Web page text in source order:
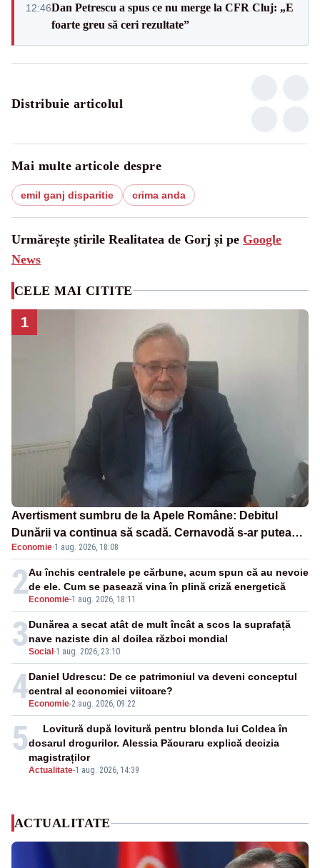
12:46Dan Petrescu a spus ce nu merge la CFR Cluj: „E
foarte greu să ceri rezultate”
Distribuie articolul
Mai multe articole despre
emil ganj disparitie crima anda
Urmărește știrile Realitatea de Gorj și pe Google
News
CELE MAI CITITE
1
Avertisment sumbru de la Apele Române: Debitul
Dunării va continua să scadă. Cernavodă s-ar putea
închide în 4 zile
Economie·1 aug. 2026, 18:08
2 Economie-1 aug. 2026, 18:11
Au închis centralele pe cărbune, acum spun că au nevoie
de ele. Cum se pasează vina în plină criză energetică
3Social -1 aug. 2026, 23:10
Dunărea a secat atât de mult încât a scos la suprafață
nave naziste din al doilea război mondial
4 Economie-2 aug. 2026, 09:22
Daniel Udrescu: De ce patrimoniul va deveni conceptul
central al economiei viitoare?
5
Actualitate-1 aug. 2026, 14:39
Lovitură după lovitură pentru blonda lui Coldea în
dosarul drogurilor. Alessia Păcuraru explică decizia
magistraților
ACTUALITATE